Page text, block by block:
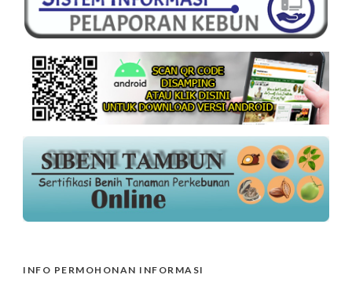
INFO PERMOHONAN INFORMASI